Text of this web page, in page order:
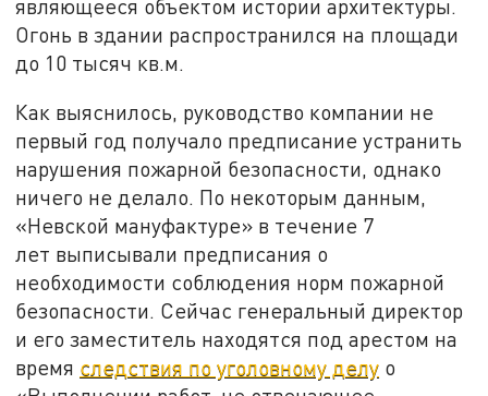
являющееся объектом истории архитектуры.
Огонь в здании распространился на площади
до 10 тысяч кв.м.
Как выяснилось, руководство компании не
первый год получало предписание устранить
нарушения пожарной безопасности, однако
ничего не делало. По некоторым данным,
«Невской мануфактуре» в течение 7
лет выписывали предписания о
необходимости соблюдения норм пожарной
безопасности. Сейчас генеральный директор
и его заместитель находятся под арестом на
время следствия по уголовному делу о